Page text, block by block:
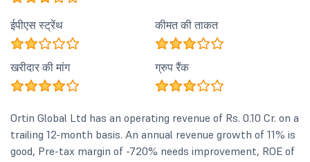
ईपीएस स्ट्रेंथ कीमत की ताकत
खरीदार की मांग ग्रुप रैंक
Ortin Global Ltd has an operating revenue of Rs. 0.10 Cr. on a
trailing 12-month basis. An annual revenue growth of 11% is
good, Pre-tax margin of -720% needs improvement, ROE of